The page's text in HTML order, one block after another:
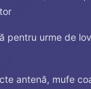
pentru urme de
antenă, mufe